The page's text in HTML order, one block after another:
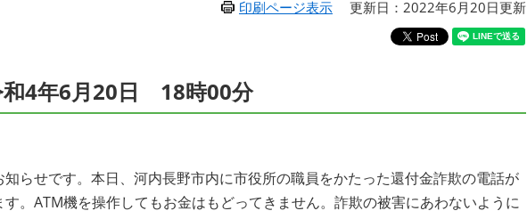
印刷ページ表示 更新日：2022年6月20日更新
和4年6月20日 18時00分
らせです。本日、河内長野市内に市役所の職員をかたった還付金詐欺の電話が
。ATM機を操作してもお金はもどってきません。詐欺の被害にあわないように